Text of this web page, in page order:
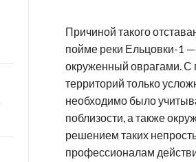
Причиной такого
пойме реки Ельцовки-1 —
окруженный оврагами. С
территорий только
необходимо было
поблизости, а также
решением таких
профессионалам